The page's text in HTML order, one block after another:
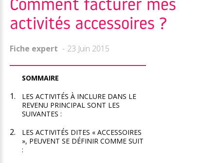
Comment facturer mes
activités accessoires ?
Fiche expert 23 Juin 2015
SOMMAIRE
LES ACTIVITÉS À INCLURE DANS LE
REVENU PRINCIPAL SONT LES
SUIVANTES :
LES ACTIVITÉS DITES « ACCESSOIRES
», PEUVENT SE DÉFINIR COMME SUIT
: